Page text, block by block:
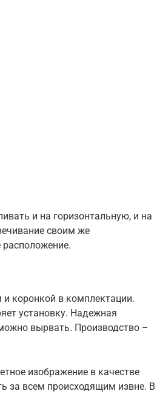
и на горизонтальную, и на
своим же
коронкой в комплектации.
установку. Надежная
вырвать. Производство –
изображение в качестве
за всем происходящим извне. В